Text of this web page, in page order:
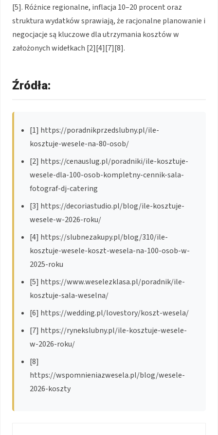
[5]. Różnice regionalne, inflacja 10–20 procent oraz
struktura wydatków sprawiają, że racjonalne planowanie i
negocjacje są kluczowe dla utrzymania kosztów w
założonych widełkach [2][4][7][8].
Źródła:
[1] https://poradnikprzedslubny.pl/ile-
kosztuje-wesele-na-80-osob/
[2] https://cenauslug.pl/poradniki/ile-kosztuje-
wesele-dla-100-osob-kompletny-cennik-sala-
fotograf-dj-catering
[3] https://decoriastudio.pl/blog/ile-kosztuje-
wesele-w-2026-roku/
[4] https://slubnezakupy.pl/blog/310/ile-
kosztuje-wesele-koszt-wesela-na-100-osob-w-
2025-roku
[5] https://www.weselezklasa.pl/poradnik/ile-
kosztuje-sala-weselna/
[6] https://wedding.pl/lovestory/koszt-wesela/
[7] https://rynekslubny.pl/ile-kosztuje-wesele-
w-2026-roku/
[8]
https://wspomnieniazwesela.pl/blog/wesele-
2026-koszty